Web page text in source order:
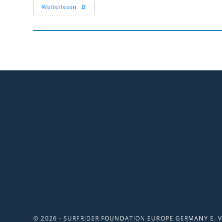
Weiterlesen
© 2026 - SURFRIDER FOUNDATION EUROPE GERMANY E.